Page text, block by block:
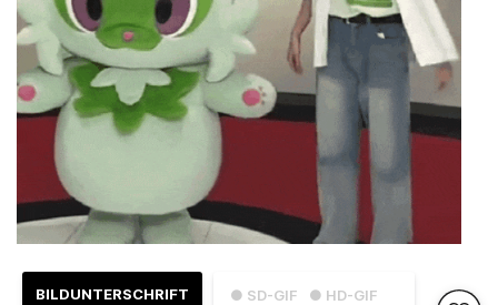
● SD-GIF
● HD-GIF
BILDUNTERSCHRIFT